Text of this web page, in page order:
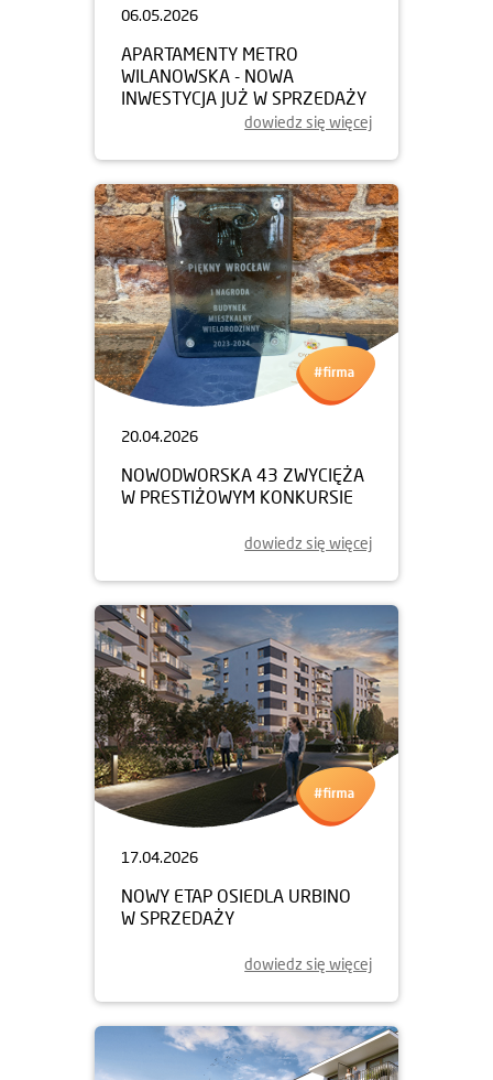
06.05.2026
APARTAMENTY METRO
WILANOWSKA - NOWA
INWESTYCJA JUŻ W SPRZEDAŻY
dowiedz się więcej
20.04.2026
NOWODWORSKA 43 ZWYCIĘŻA
W PRESTIŻOWYM KONKURSIE
dowiedz się więcej
17.04.2026
NOWY ETAP OSIEDLA URBINO
W SPRZEDAŻY
dowiedz się więcej